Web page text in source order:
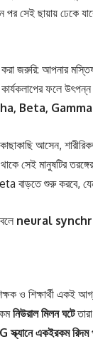
পর সেই ছায়ায় ঢেকে
করা জরুরি: আপনার
ফলে
Beta, Gamma
আসেন,
থাকে সেই মানুষটির
শুরু করবে, যেন
neural
শিক্ষক ও শিক্ষার্থী
নিউরালমিলনঘটে
স্ক্যানেএকইরকমরিদম